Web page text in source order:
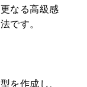
なる高級感
です。
を作成し、